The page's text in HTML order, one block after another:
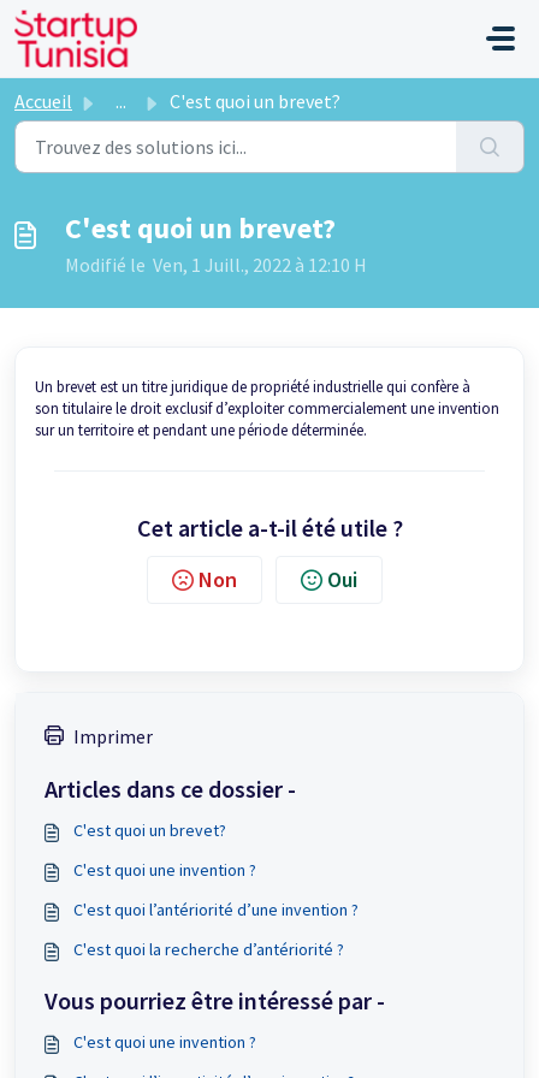
Passer au contenu principal
Accueil ... C'est quoi un brevet?
C'est quoi un brevet?
Modifié le Ven, 1 Juill., 2022 à 12:10 H
Un brevet est un titre juridique de propriété industrielle qui confère à
son titulaire le droit exclusif d’exploiter commercialement une invention
sur un territoire et pendant une période déterminée.
Cet article a-t-il été utile ?
Non Oui
Imprimer
Articles dans ce dossier -
C'est quoi un brevet?
C'est quoi une invention ?
C'est quoi l’antériorité d’une invention ?
C'est quoi la recherche d’antériorité ?
Vous pourriez être intéressé par -
C'est quoi une invention ?